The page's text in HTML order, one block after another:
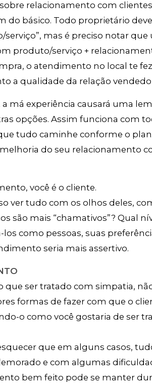
relacionamento com
do básico. Todo proprietário
mas é preciso notar
produto/serviço +
o atendimento no local te
a qualidade da relação
má experiência causará uma
opções. Assim funciona com
tudo caminhe conforme o
do seu relacionamento
você é o cliente.
ver tudo com os olhos deles,
são mais “chamativos”? Qual
como pessoas, suas
seria mais assertivo.
que ser tratado com simpatia,
formas de fazer com que o
o como você gostaria de ser
que em alguns casos,
e com algumas
bem feito pode se manter